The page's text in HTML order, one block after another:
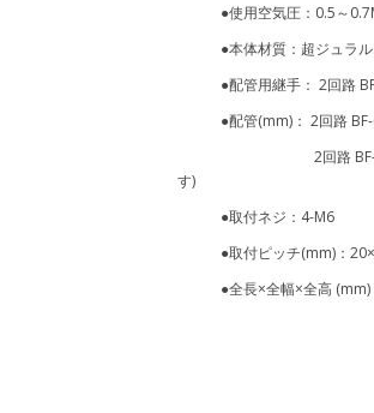
●使用空気圧：0.5～
●本体材質：超ジュラル
●配管用継手： 2回路 BF-
●配管(mm)： 2回路 BF-6
2回路 BF-5 ・・・
す)
●取付ネジ：4-M6
●取付ピッチ(mm)：
●全長×全幅×全高 (mm)